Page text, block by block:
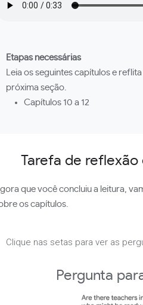
Etapas necessárias
Leia os seguintes capítulos e
próxima seção.
Capítulos 10 a 12
Tarefa de reflexão
que você concluiu a leitura,
os capítulos.
Clique nas setas para ver as
Pergunta